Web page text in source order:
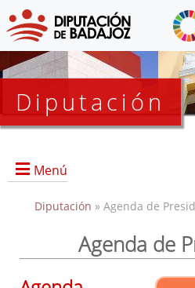
Diputación
Menú
Presidencia
Diputación » Agenda de
Agenda de